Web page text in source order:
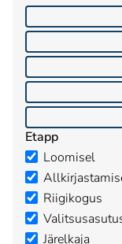
Etapp
Loomisel
Riigikogus
Järelkaja